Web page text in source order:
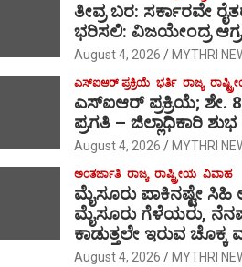
ತೀವ್ರ ಬರ: ಸರ್ಕಾರವೇ
ಭರಿಸಲಿ: ವಿಜಯೇಂದ್ರ
August 4, 2026 MYTHRI
ಎಸ್‍ಐಆರ್ ಪ್ರಕ್ರಿಯೆ ಭರ್ತಿ ರಾಜ್ಯ
ಎಸ್‍ಐಆರ್ ಪ್ರಕ್ರಿಯೆ; ಶೇ.
ಪ್ರಗತಿ – ಜಿಲ್ಲಾಧಿಕಾರಿ
August 4, 2026 MYTHRI
ಅಂತರ್ಜಾತಿ ರಾಜ್ಯ ರಾಷ್ಟ್ರೀಯ ವಿವಾಹ
ಮೈಸೂರು ಪಾಕಿನಷ್ಟೇ
ಮೈಸೂರು ಗೆಳೆಯರು,
ಕಾಡುತ್ತಲೇ ಇರುವ ಚೊಕ್ಕ
August 4, 2026 MYTHRI